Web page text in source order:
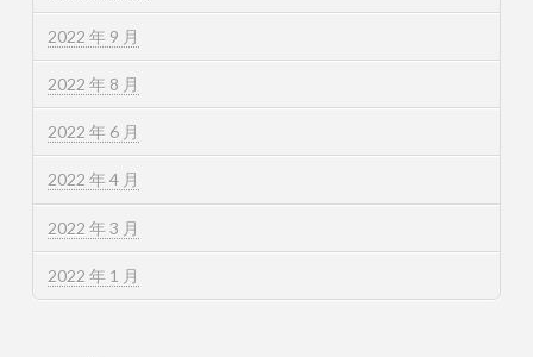
2022 年 9 月
2022 年 8 月
2022 年 6 月
2022 年 4 月
2022 年 3 月
2022 年 1 月